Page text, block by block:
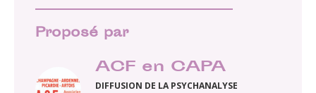
Proposé par
ACF en CAPA
DIFFUSION DE LA PSYCHANALYSE